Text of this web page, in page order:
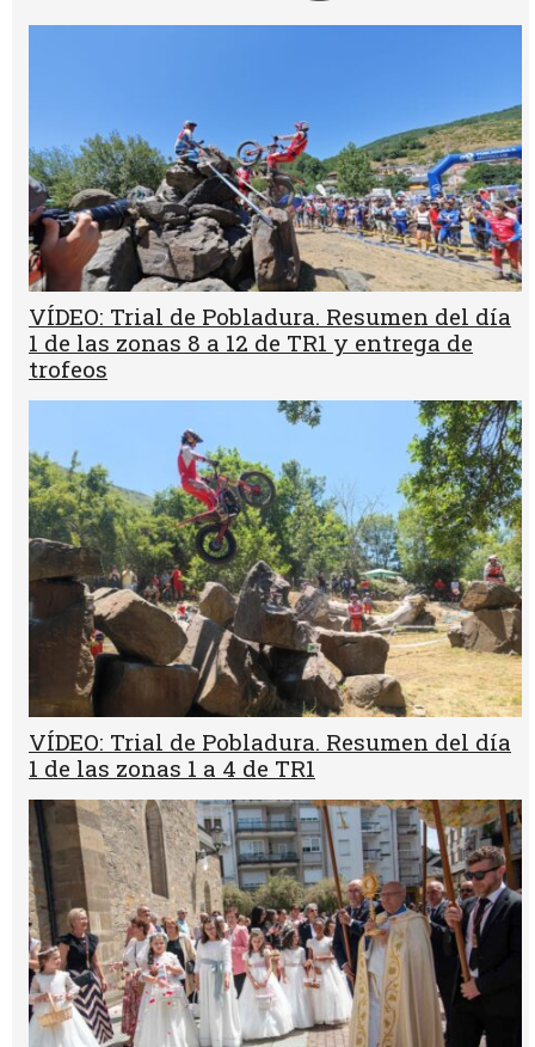
VÍDEO: Trial de Pobladura. Resumen del día
1 de las zonas 8 a 12 de TR1 y entrega de
trofeos
VÍDEO: Trial de Pobladura. Resumen del día
1 de las zonas 1 a 4 de TR1